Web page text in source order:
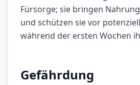
Fürsorge; sie bringen
und schützen sie vor
während der ersten Wochen
Gefährdung